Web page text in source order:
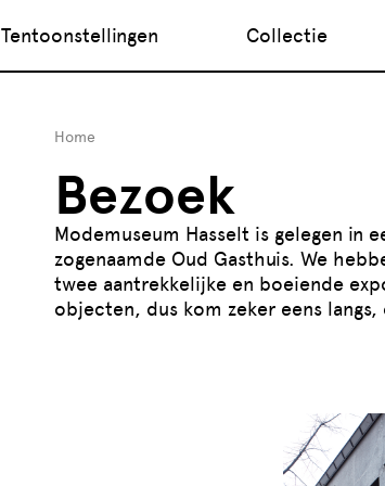
Tentoonstellingen Collectie
Home
Bezoek
Modemuseum Hasselt is gelegen in
zogenaamde Oud Gasthuis. We
twee aantrekkelijke en boeiende
objecten, dus kom zeker eens